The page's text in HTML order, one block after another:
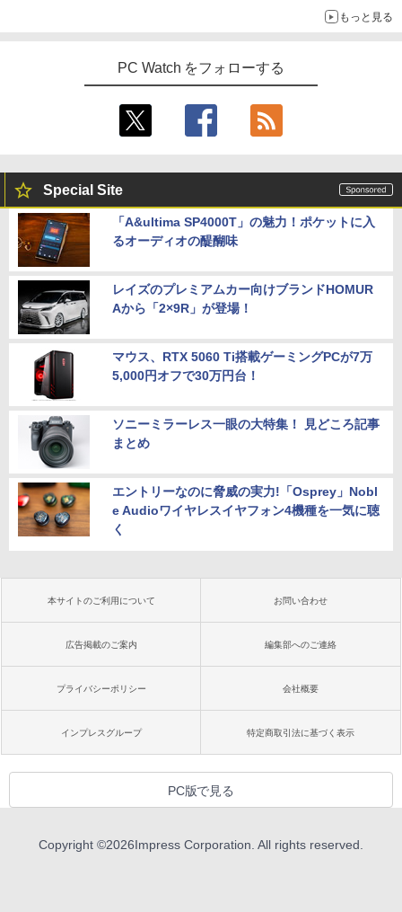
もっと見る
PC Watch をフォローする
Special Site
「A&ultima SP4000T」の魅力！ポケットに入
るオーディオの醍醐味
レイズのプレミアムカー向けブランドHOMUR
Aから「2×9R」が登場！
マウス、RTX 5060 Ti搭載ゲーミングPCが7万
5,000円オフで30万円台！
ソニーミラーレス一眼の大特集！ 見どころ記事
まとめ
エントリーなのに脅威の実力!「Osprey」Nobl
e Audioワイヤレスイヤフォン4機種を一気に聴
く
本サイトのご利用について お問い合わせ
広告掲載のご案内 編集部へのご連絡
プライバシーポリシー 会社概要
インプレスグループ 特定商取引法に基づく表示
PC版で見る
Copyright ©2026Impress Corporation. All rights reserved.